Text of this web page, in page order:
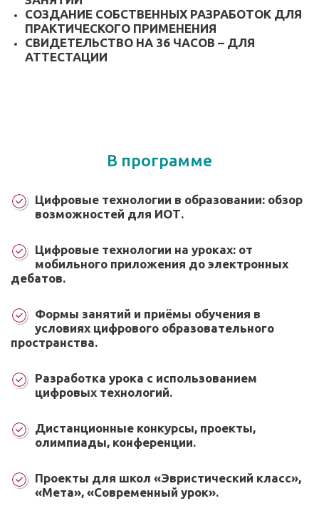
СОЗДАНИЕ СОБСТВЕННЫХ РАЗРАБОТОК ДЛЯ
ПРАКТИЧЕСКОГО ПРИМЕНЕНИЯ
СВИДЕТЕЛЬСТВО НА 36 ЧАСОВ – ДЛЯ
АТТЕСТАЦИИ
В программе
Цифровые технологии в образовании: обзор
возможностей для ИОТ.
Цифровые технологии на уроках: от
мобильного приложения до электронных
дебатов.
Формы занятий и приёмы обучения в
условиях цифрового образовательного
пространства.
Разработка урока с использованием
цифровых технологий.
Дистанционные конкурсы, проекты,
олимпиады, конференции.
Проекты для школ «Эвристический класс»,
«Мета», «Современный урок».